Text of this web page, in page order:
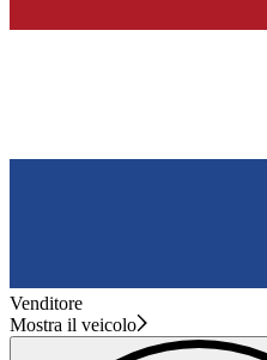
Venditore
Mostra il veicolo